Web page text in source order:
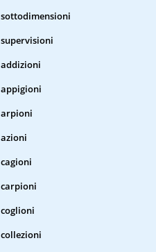
sottodimensioni
supervisioni
addizioni
appigioni
arpioni
azioni
cagioni
carpioni
coglioni
collezioni